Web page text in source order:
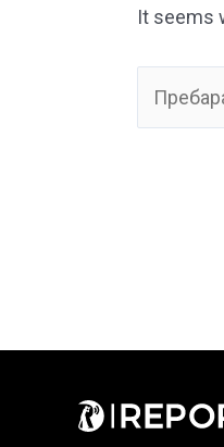
It seems
for: